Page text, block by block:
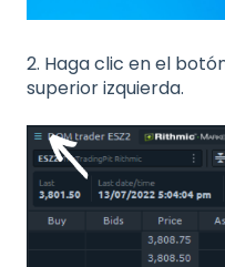
2. Haga clic en el
superior izquierda.